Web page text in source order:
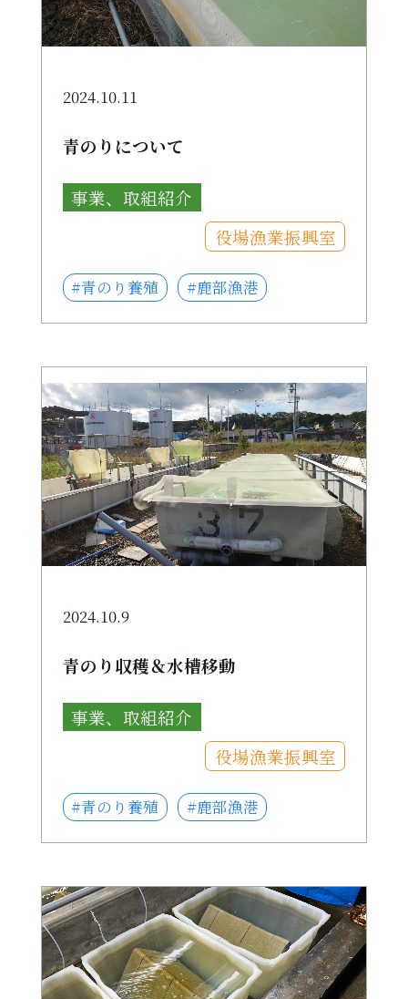
2024.10.11
青のりについて
事業、取組紹介
役場漁業振興室
#青のり養殖 #鹿部漁港
2024.10.9
青のり収穫＆水槽移動
事業、取組紹介
役場漁業振興室
#青のり養殖 #鹿部漁港